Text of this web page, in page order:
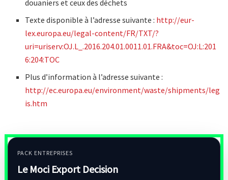
douaniers et ceux des déchets
Texte disponible à l’adresse suivante : http://eur-
lex.europa.eu/legal-content/FR/TXT/?
uri=uriserv:OJ.L_.2016.204.01.0011.01.FRA&toc=OJ:L:201
6:204:TOC
Plus d’information à l’adresse suivante :
http://ec.europa.eu/environment/waste/shipments/leg
is.htm
PACK ENTREPRISES
Le Moci Export Decision